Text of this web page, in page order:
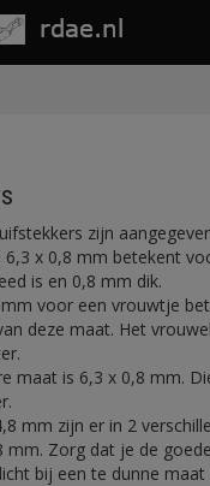
zijn
x 0,8 mm betekent
is en 0,8 mm dik.
voor een vrouwtje
deze maat. Het
maat is 6,3 x 0,8 mm.
mm zijn er in 2
mm. Zorg dat je de
bij een te dunne